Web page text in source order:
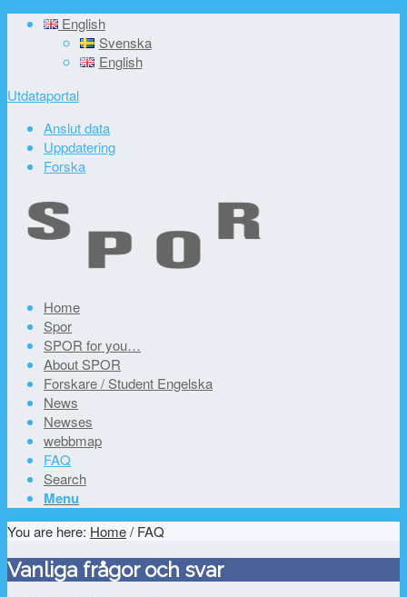
English
Svenska
English
Utdataportal
Anslut data
Uppdatering
Forska
Home
Spor
SPOR for you…
About SPOR
Forskare / Student Engelska
News
Newses
webbmap
FAQ
Search
Menu
You are here: Home/ FAQ
Vanliga frågor och svar